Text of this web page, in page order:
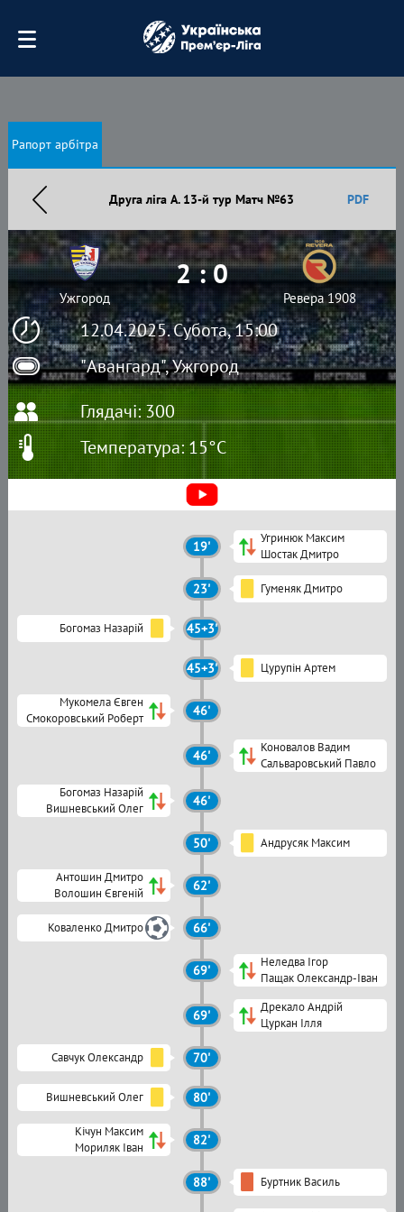
Рапорт арбітра
Друга ліга А. 13-й тур Матч №63 PDF
12.04.2025. Субота, 15:00
"Авангард", Ужгород
Ужгород
2 : 0
Ревера 1908
Глядачі: 300
Температура: 15°C
19'
Угринюк Максим
Шостак Дмитро
23' Гуменяк Дмитро
Богомаз Назарій 45+3'
45+3' Цурупін Артем
Мукомела Євген
Смокоровський Роберт
46'
46'
Коновалов Вадим
Сальваровський Павло
Богомаз Назарій
Вишневський Олег
46'
50' Андрусяк Максим
Антошин Дмитро
Волошин Євгеній
62'
Коваленко Дмитро 66'
69'
Неледва Ігор
Пащак Олександр-Іван
69'
Дрекало Андрій
Цуркан Ілля
Савчук Олександр 70'
Вишневський Олег 80'
Кічун Максим
Мориляк Іван
82'
88' Буртник Василь